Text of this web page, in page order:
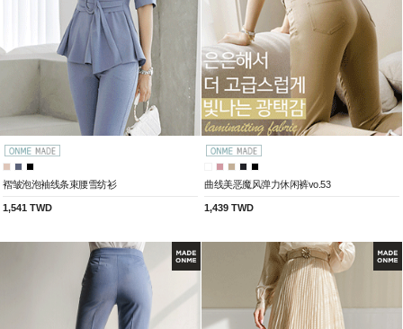
褶皱泡泡袖线条束腰雪纺衫
1,541 TWD
曲线美恶魔风弹力休闲裤vo.53
1,439 TWD